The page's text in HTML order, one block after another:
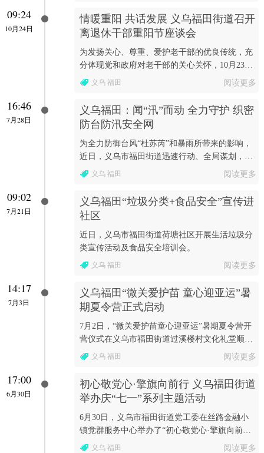
情暖重阳 共话发展 义乌福田街道召开
离退休干部重阳节座谈会
为发扬关心、尊重、爱护老干部的优良传统，充
分体现党和政府对老干部的关心关怀，10月23日
下午，义乌市福田街道召开“情暖重阳共话发
义乌 福田 阅读更多
09:24
10月24日
义乌福田：闻“汛”而动 全力守护 织密
防台防汛安全网
为全力防御台风“杜苏芮”和暴雨所带来的影响，
近日，义乌市福田街道迅速行动、全局谋划，周
密部署落实各项工作措施。
义乌 福田 阅读更多
16:46
7月28日
义乌福田“垃圾分类+食品安全”宣传进
社区
近日，义乌市福田街道荷塘社区开展生活垃圾分
类宣传活动及食品安全培训会。
义乌 福田 阅读更多
09:02
7月21日
义乌福田“微关爱护苗 童心迎亚运”暑
期夏令营正式启动
7月2日，“微关爱护苗童心迎亚运”暑期夏令营开
营仪式在义乌市福田街道过溪楼村文化礼堂顺利
举行。义乌 福田 阅读更多
14:17
7月3日
初心敬党心·擎旗向前行 义乌福田街道
举办庆“七一”系列主题活动
6月30日，义乌市福田街道党工委在丝路金融小
镇党群服务中心举办了“初心敬党心·擎旗向前
行”庆“七一”系列主题活动。
义乌 福田 阅读更多
17:00
6月30日